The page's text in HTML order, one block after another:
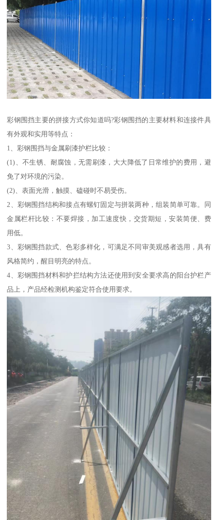
彩钢围挡主要的拼接方式你知道吗?彩钢围挡的主要材料和连接件具
有外观和实用等特点：
1、彩钢围挡与金属刷漆护栏比较：
(1)、不生锈、耐腐蚀，无需刷漆，大大降低了日常维护的费用，避
免了对环境的污染。
(2)、表面光滑，触摸、磕碰时不易受伤。
2、彩钢围挡结构和接点有螺钉固定与拼装两种，组装简单可靠。同
金属栏杆比较：不要焊接，加工速度快，交货期短，安装简便、费
用低。
3、彩钢围挡款式、色彩多样化，可满足不同审美观感者选用，具有
风格简约，醒目明亮的特点。
4、彩钢围挡材料和护拦结构方法还使用到安全要求高的阳台护栏产
品上，产品经检测机构鉴定符合使用要求。